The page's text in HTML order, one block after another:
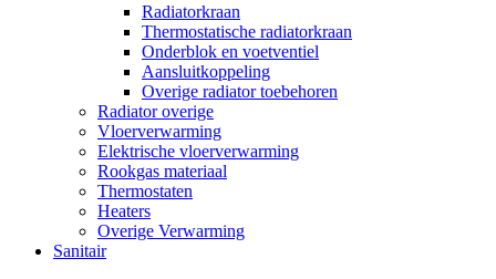
Radiatorkraan
Thermostatische radiatorkraan
Onderblok en voetventiel
Aansluitkoppeling
Overige radiator toebehoren
Radiator overige
Vloerverwarming
Elektrische vloerverwarming
Rookgas materiaal
Thermostaten
Heaters
Overige Verwarming
Sanitair